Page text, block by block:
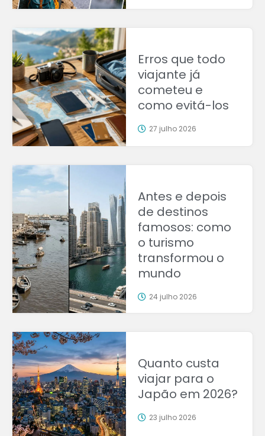
Erros que todo
viajante já
cometeu e
como evitá-los
27 julho 2026
Antes e depois
de destinos
famosos: como
o turismo
transformou o
mundo
24 julho 2026
Quanto custa
viajar para o
Japão em 2026?
23 julho 2026